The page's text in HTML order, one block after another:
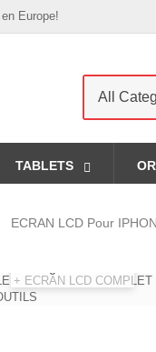
Europe!
All
TABLETS
ECRAN LCD Pour